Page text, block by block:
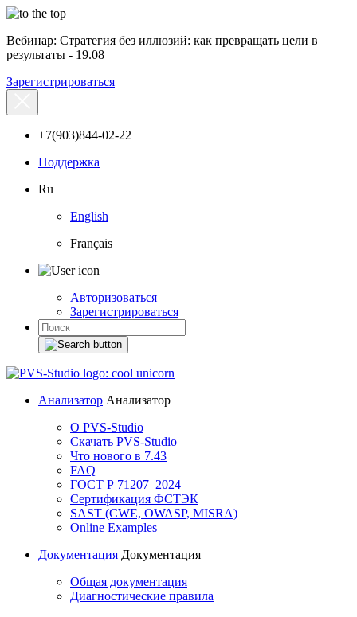
Вебинар: Стратегия без иллюзий: как превращать цели в
результаты - 19.08
Зарегистрироваться
+7(903)844-02-22
Поддержка
Ru
English
Français
Авторизоваться
Зарегистрироваться
Анализатор Анализатор
О PVS-Studio
Скачать PVS-Studio
Что нового в 7.43
FAQ
ГОСТ Р 71207–2024
Сертификация ФСТЭК
SAST (CWE, OWASP, MISRA)
Online Examples
Документация Документация
Общая документация
Диагностические правила